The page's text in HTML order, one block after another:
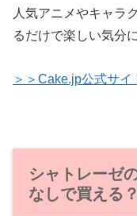
人気アニメやキャラ
るだけで楽しい気分
＞＞Cake.jp公式サ
シャトレーゼ
なしで買える